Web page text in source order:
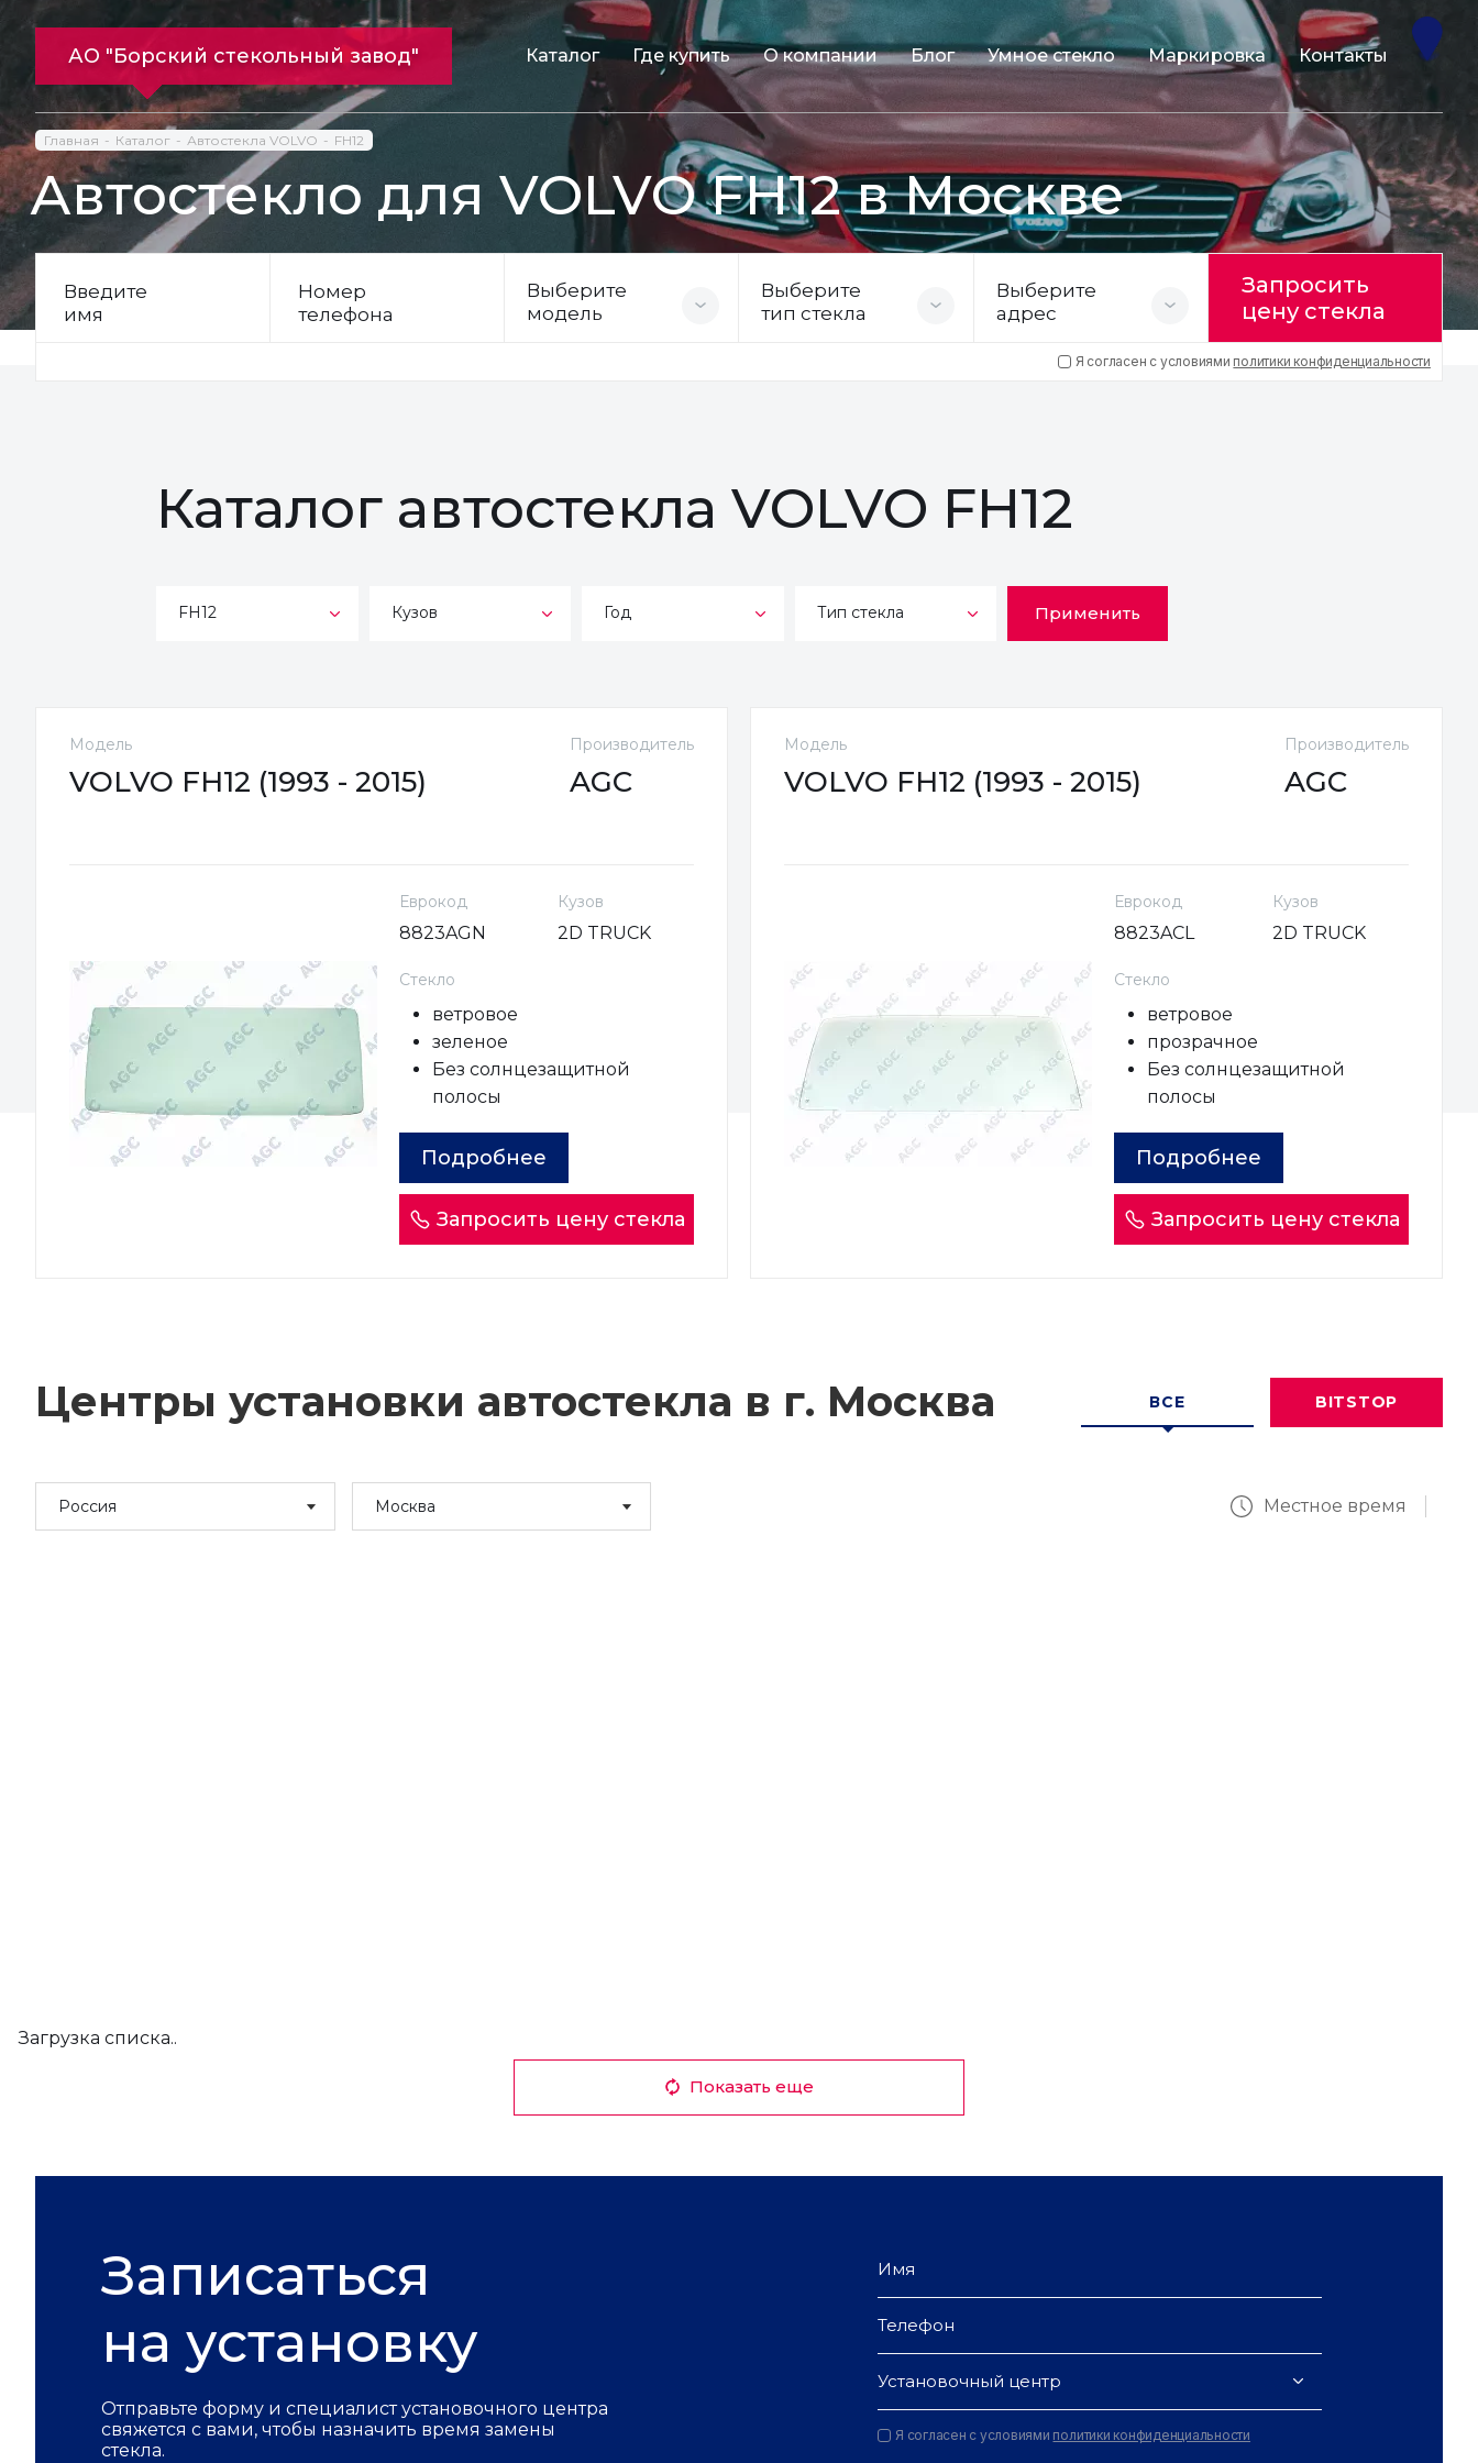
АО "Борский стекольный завод" Каталог Где купить О компании Блог Умное стекло Маркировка Контакты
Главная Каталог Автостекла VOLVO FH12
Автостекло для VOLVO FH12 в Москве
Введите
имя
Номер
телефона
Выберите
модель
Выберите
тип стекла
Выберите
адрес
Запросить
цену стекла
Я согласен с условиями политики конфиденциальности
Каталог автостекла VOLVO FH12
FH12 Кузов Год Тип стекла Применить
Модель
VOLVO FH12 (1993 - 2015)
Производитель
AGC
Еврокод
8823AGN
Кузов
2D TRUCK
Стекло
ветровое
зеленое
Без солнцезащитной
полосы
Подробнее
Запросить цену стекла
Модель
VOLVO FH12 (1993 - 2015)
Производитель
AGC
Еврокод
8823ACL
Кузов
2D TRUCK
Стекло
ветровое
прозрачное
Без солнцезащитной
полосы
Подробнее
Запросить цену стекла
Центры установки автостекла в г. Москва ВСЕ BITSTOP
Россия Москва Местное время
Загрузка списка..
Показать еще
Записаться
на установку
Отправьте форму и специалист установочного центра
свяжется с вами, чтобы назначить время замены
стекла.
Установочный центр
Я согласен с условиями политики конфиденциальности